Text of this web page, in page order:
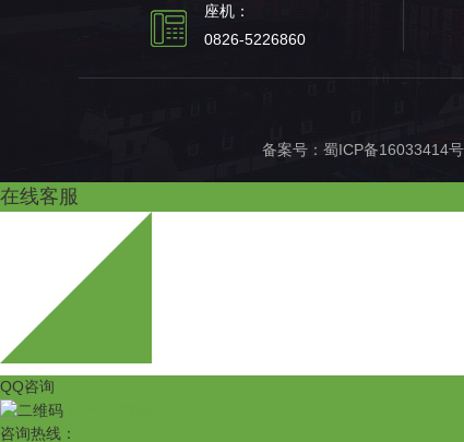
座机：
0826-5226860
备案号： 蜀ICP备16033414
在线客服
QQ咨询
咨询热线：